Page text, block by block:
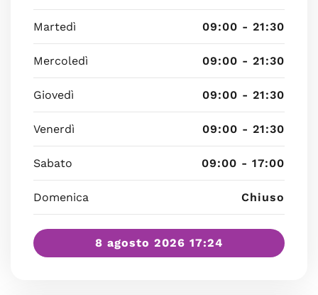
Martedì 09:00 - 21:30
Mercoledì 09:00 - 21:30
Giovedì 09:00 - 21:30
Venerdì 09:00 - 21:30
Sabato 09:00 - 17:00
Domenica Chiuso
8 agosto 2026 17:24